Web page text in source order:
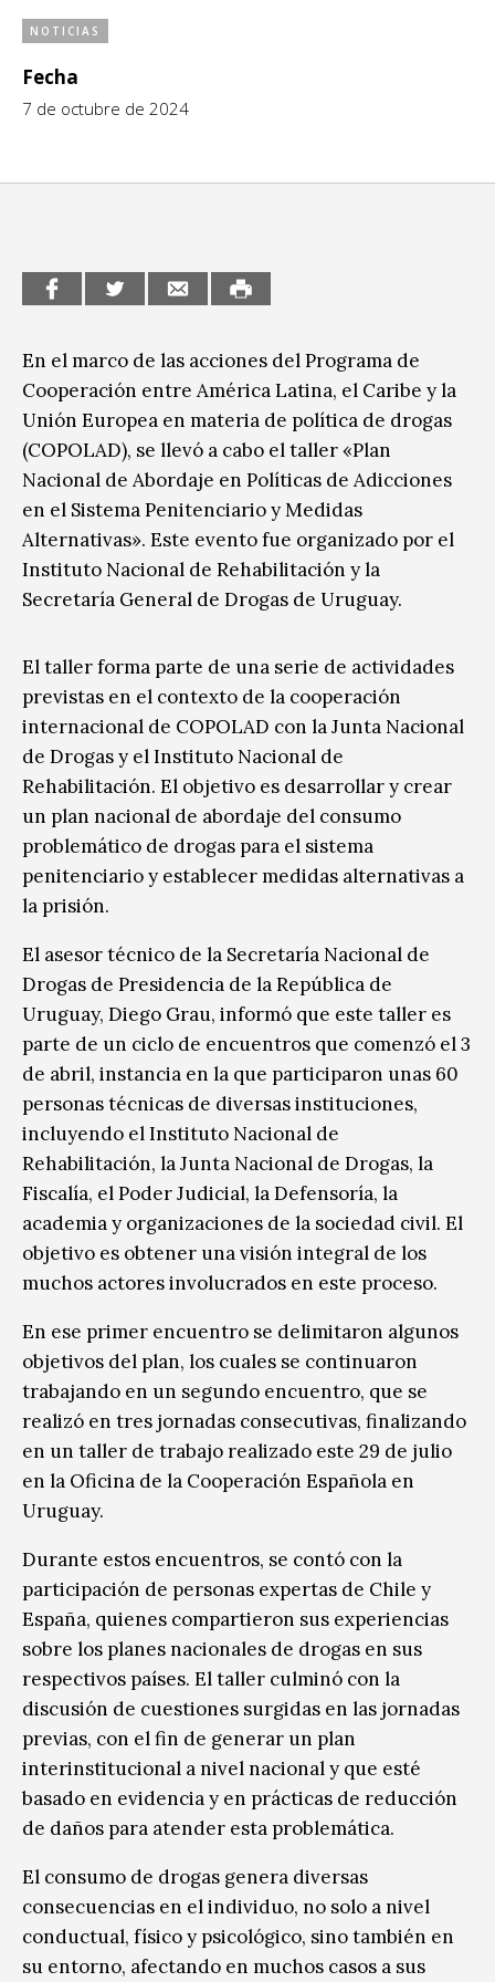
CCE en el interior/libros
Espacio itinerante de lectura infantil
Exposiciones
Formación
Infantil y Juvenil
Medio Ambiente
Sin categoría
NOTICIAS
Fecha
7 de octubre de 2024
En el marco de las acciones del Programa de
Cooperación entre América Latina, el Caribe y la
Unión Europea en materia de política de drogas
(COPOLAD), se llevó a cabo el taller «Plan
Nacional de Abordaje en Políticas de Adicciones
en el Sistema Penitenciario y Medidas
Alternativas». Este evento fue organizado por el
Instituto Nacional de Rehabilitación y la
Secretaría General de Drogas de Uruguay.
​El taller forma parte de una serie de actividades
previstas en el contexto de la cooperación
internacional de COPOLAD con la Junta Nacional
de Drogas y el Instituto Nacional de
Rehabilitación. El objetivo es desarrollar y crear
un plan nacional de abordaje del consumo
problemático de drogas para el sistema
penitenciario y establecer medidas alternativas a
la prisión.
El asesor técnico de la Secretaría Nacional de
Drogas de Presidencia de la República de
Uruguay, Diego Grau, informó que este taller es
parte de un ciclo de encuentros que comenzó el 3
de abril, instancia en la que participaron unas 60
personas técnicas de diversas instituciones,
incluyendo el Instituto Nacional de
Rehabilitación, la Junta Nacional de Drogas, la
Fiscalía, el Poder Judicial, la Defensoría, la
academia y organizaciones de la sociedad civil. El
objetivo es obtener una visión integral de los
muchos actores involucrados en este proceso.
En ese primer encuentro se delimitaron algunos
objetivos del plan, los cuales se continuaron
trabajando en un segundo encuentro, que se
realizó en tres jornadas consecutivas, finalizando
en un taller de trabajo realizado este 29 de julio
en la Oficina de la Cooperación Española en
Uruguay.
Durante estos encuentros, se contó con la
participación de personas expertas de Chile y
España, quienes compartieron sus experiencias
sobre los planes nacionales de drogas en sus
respectivos países. El taller culminó con la
discusión de cuestiones surgidas en las jornadas
previas, con el fin de generar un plan
interinstitucional a nivel nacional y que esté
basado en evidencia y en prácticas de reducción
de daños para atender esta problemática.
El consumo de drogas genera diversas
consecuencias en el individuo, no solo a nivel
conductual, físico y psicológico, sino también en
su entorno, afectando en muchos casos a sus